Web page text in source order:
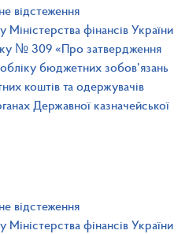
відстеження
Міністерства фінансів України
№ 309 «Про затвердження
бюджетних зобов’язань
коштів та одержувачів
Державної казначейської
відстеження
Міністерства фінансів України